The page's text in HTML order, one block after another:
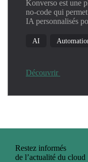
Konverso est une
no-code qui
IA personnalisés
AI
Découvrir
Restez informés
de l’actualité du cloud